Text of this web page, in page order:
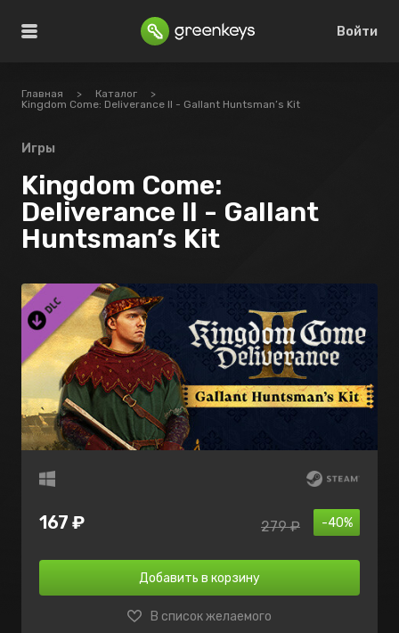
Войти
Главная > Каталог
>
Kingdom Come: Deliverance II - Gallant Huntsman’s Kit
Игры
Kingdom Come:
Deliverance II - Gallant
Huntsman’s Kit
167 ₽ -40%
279 ₽
Добавить в корзину
В список желаемого